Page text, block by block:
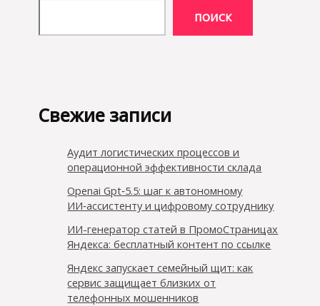
ПОИСК
Свежие записи
Аудит логистических процессов и
операционной эффективности склада
Openai Gpt‑5.5: шаг к автономному
ИИ‑ассистенту и цифровому сотруднику
ИИ-генератор статей в ПромоСтраницах
Яндекса: бесплатный контент по ссылке
Яндекс запускает семейный щит: как
сервис защищает близких от
телефонных мошенников